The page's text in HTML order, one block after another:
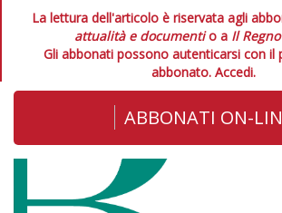
La lettura dell'articolo è riservata agli
attualità e documentio a Il
Gli abbonati possono autenticarsi con il
abbonato. Accedi.
ABBONATI ON-